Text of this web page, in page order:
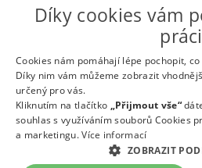
© 2026UkažPráci.cz | Nabídka
Informace o webu a kontakt na
webu|Vložit inzerát|Odběr novinek
Nastavení
Díky cookies vám
práci
Cookies nám pomáhají lépe pochopit,
Díky nim vám můžeme zobrazit
určený pro vás.
Kliknutím na tlačítko „Přijmout vše“
souhlas s využíváním souborů Cookies
a marketingu.Více informací
ZOBRAZIT